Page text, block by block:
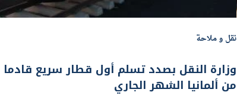
نقل و ملاحة
وزارة النقل بصدد تسلم أول قطار سريع قادما
من ألمانيا الشهر الجاري